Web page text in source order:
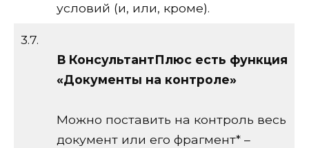
условий (и, или, кроме).
3.7.
В КонсультантПлюс есть функция
«Документы на контроле»
Можно поставить на контроль весь
документ или его фрагмент* –